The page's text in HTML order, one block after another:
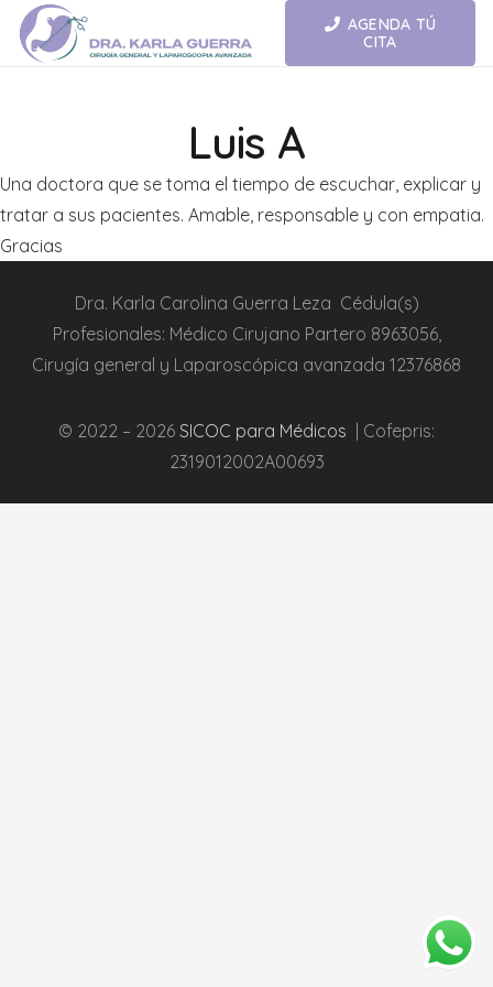
AGENDA TÚ
CITA
Luis A
Una doctora que se toma el tiempo de escuchar, explicar y
tratar a sus pacientes. Amable, responsable y con empatia.
Gracias
Dra. Karla Carolina Guerra Leza Cédula(s)
Profesionales: Médico Cirujano Partero 8963056,
Cirugía general y L aparoscópica avanzada 12376868
© 2022 – 2026 SICOC para Médicos | Cofepris:
2319012002A00693